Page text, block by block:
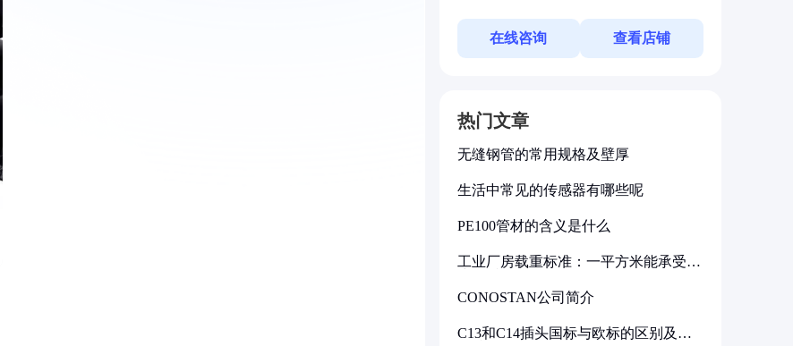
在线咨询 查看店铺
热门文章
无缝钢管的常用规格及壁厚
生活中常见的传感器有哪些呢
PE100管材的含义是什么
工业厂房载重标准：一平方米能承受多
CONOSTAN公司简介
C13和C14插头国标与欧标的区别及其